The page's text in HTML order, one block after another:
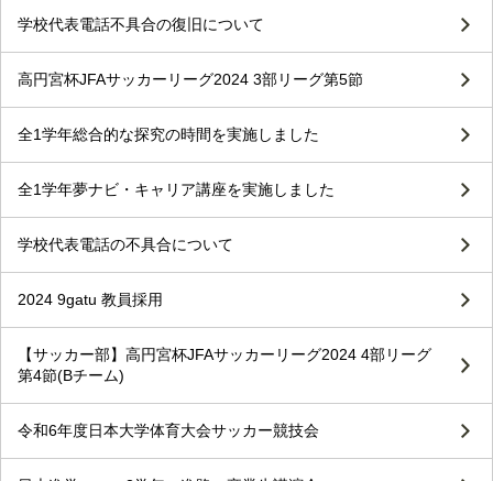
学校代表電話不具合の復旧について
高円宮杯JFAサッカーリーグ2024 3部リーグ第5節
全1学年総合的な探究の時間を実施しました
全1学年夢ナビ・キャリア講座を実施しました
学校代表電話の不具合について
2024 9gatu 教員採用
【サッカー部】高円宮杯JFAサッカーリーグ2024 4部リーグ
第4節(Bチーム)
令和6年度日本大学体育大会サッカー競技会